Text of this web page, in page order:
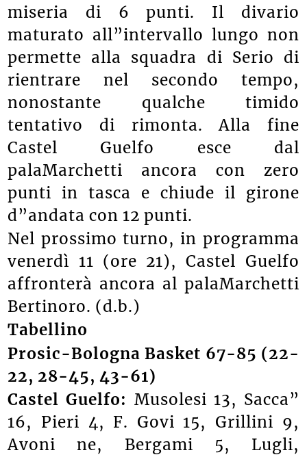
miseria di 6 punti. Il divario
maturato all”intervallo lungo non
permette alla squadra di Serio di
rientrare nel secondo tempo,
nonostante qualche timido
tentativo di rimonta. Alla fine
Castel Guelfo esce dal
palaMarchetti ancora con zero
punti in tasca e chiude il girone
d”andata con 12 punti.
Nel prossimo turno, in programma
venerdì 11 (ore 21), Castel Guelfo
affronterà ancora al palaMarchetti
Bertinoro. (d.b.)
Tabellino
Prosic-Bologna Basket 67-85 (22-
22, 28-45, 43-61)
Castel Guelfo: Musolesi 13, Sacca”
16, Pieri 4, F. Govi 15, Grillini 9,
Avoni ne, Bergami 5, Lugli,